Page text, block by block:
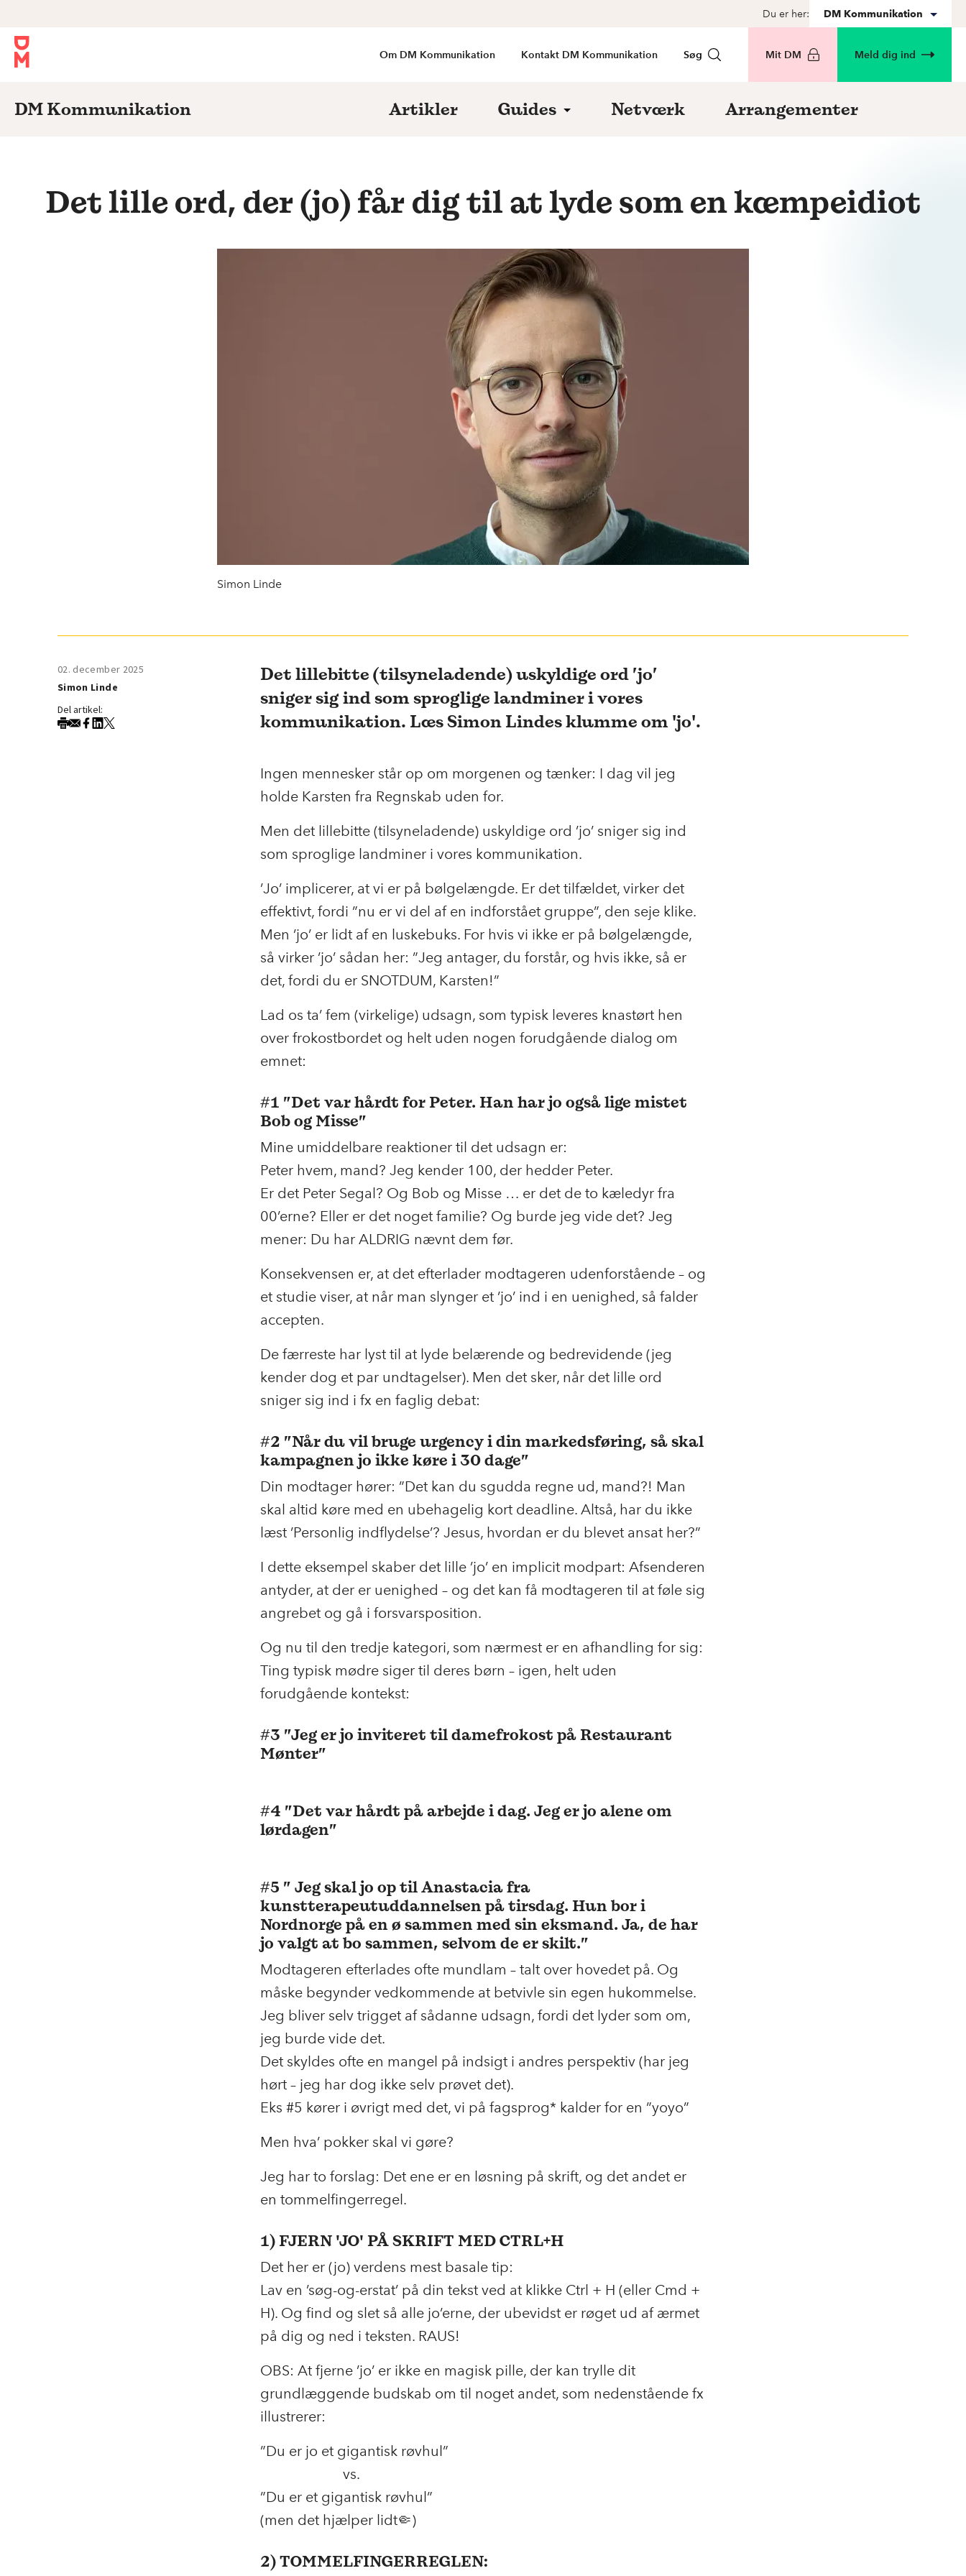
Du er her: DM Kommunikation
Om DM Kommunikation Kontakt DM Kommunikation Søg Mit DM Meld dig ind
DM Kommunikation Artikler Guides Netværk Arrangementer
Det lille ord, der (jo) får dig til at lyde som en kæmpeidiot
Simon Linde
02. december 2025
Simon Linde
Del artikel:
Det lillebitte (tilsyneladende) uskyldige ord ’jo’
sniger sig ind som sproglige landminer i vores
kommunikation. Læs Simon Lindes klumme om 'jo'.
Ingen mennesker står op om morgenen og tænker: I dag vil jeg
holde Karsten fra Regnskab uden for.
Men det lillebitte (tilsyneladende) uskyldige ord ’jo’ sniger sig ind
som sproglige landminer i vores kommunikation.
’Jo’ implicerer, at vi er på bølgelængde. Er det tilfældet, virker det
effektivt, fordi ”nu er vi del af en indforstået gruppe”, den seje klike.
Men ’jo’ er lidt af en luskebuks. For hvis vi ikke er på bølgelængde,
så virker ’jo’ sådan her: ”Jeg antager, du forstår, og hvis ikke, så er
det, fordi du er SNOTDUM, Karsten!”
Lad os ta’ fem (virkelige) udsagn, som typisk leveres knastørt hen
over frokostbordet og helt uden nogen forudgående dialog om
emnet:
#1 ”Det var hårdt for Peter. Han har jo også lige mistet
Bob og Misse”
Mine umiddelbare reaktioner til det udsagn er:
Peter hvem, mand? Jeg kender 100, der hedder Peter.
Er det Peter Segal? Og Bob og Misse … er det de to kæledyr fra
00’erne? Eller er det noget familie? Og burde jeg vide det? Jeg
mener: Du har ALDRIG nævnt dem før.
Konsekvensen er, at det efterlader modtageren udenforstående – og
et studie viser, at når man slynger et ’jo’ ind i en uenighed, så falder
accepten.
De færreste har lyst til at lyde belærende og bedrevidende (jeg
kender dog et par undtagelser). Men det sker, når det lille ord
sniger sig ind i fx en faglig debat:
#2 ”Når du vil bruge urgency i din markedsføring, så skal
kampagnen jo ikke køre i 30 dage”
Din modtager hører: ”Det kan du sgudda regne ud, mand?! Man
skal altid køre med en ubehagelig kort deadline. Altså, har du ikke
læst ’Personlig indflydelse’? Jesus, hvordan er du blevet ansat her?”
I dette eksempel skaber det lille ’jo’ en implicit modpart: Afsenderen
antyder, at der er uenighed – og det kan få modtageren til at føle sig
angrebet og gå i forsvarsposition.
Og nu til den tredje kategori, som nærmest er en afhandling for sig:
Ting typisk mødre siger til deres børn – igen, helt uden
forudgående kontekst:
#3 ”Jeg er jo inviteret til damefrokost på Restaurant
Mønter”
#4 ”Det var hårdt på arbejde i dag. Jeg er jo alene om
lørdagen”
#5 ” Jeg skal jo op til Anastacia fra
kunstterapeutuddannelsen på tirsdag. Hun bor i
Nordnorge på en ø sammen med sin eksmand. Ja, de har
jo valgt at bo sammen, selvom de er skilt.”
Modtageren efterlades ofte mundlam – talt over hovedet på. Og
måske begynder vedkommende at betvivle sin egen hukommelse.
Jeg bliver selv trigget af sådanne udsagn, fordi det lyder som om,
jeg burde vide det.
Det skyldes ofte en mangel på indsigt i andres perspektiv (har jeg
hørt – jeg har dog ikke selv prøvet det).
Eks #5 kører i øvrigt med det, vi på fagsprog* kalder for en ”yoyo”
Men hva’ pokker skal vi gøre?
Jeg har to forslag: Det ene er en løsning på skrift, og det andet er
en tommelfingerregel.
1) FJERN 'JO' PÅ SKRIFT MED CTRL+H
Det her er (jo) verdens mest basale tip:
Lav en ’søg-og-erstat’ på din tekst ved at klikke Ctrl + H (eller Cmd +
H). Og find og slet så alle jo’erne, der ubevidst er røget ud af ærmet
på dig og ned i teksten. RAUS!
OBS: At fjerne ’jo’ er ikke en magisk pille, der kan trylle dit
grundlæggende budskab om til noget andet, som nedenstående fx
illustrerer:
”Du er jo et gigantisk røvhul”
vs.
”Du er et gigantisk røvhul”
(men det hjælper lidt🤏)
2) TOMMELFINGERREGLEN: